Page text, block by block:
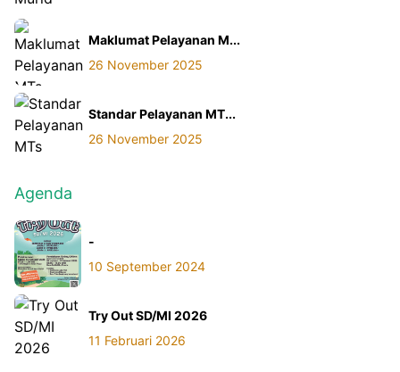
Maklumat Pelayanan M...
26 November 2025
Standar Pelayanan MT...
26 November 2025
Agenda
-
10 September 2024
Try Out SD/MI 2026
11 Februari 2026